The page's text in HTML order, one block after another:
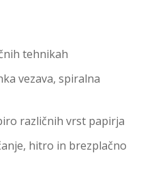
tehnikah
vezava, spiralna
različnih vrst papirja
hitro in brezplačno